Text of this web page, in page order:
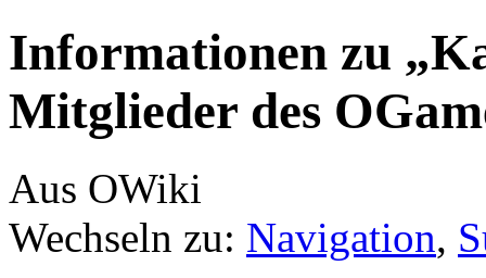
Informationen zu
Mitglieder des
Aus OWiki
Wechseln zu: Navigation,